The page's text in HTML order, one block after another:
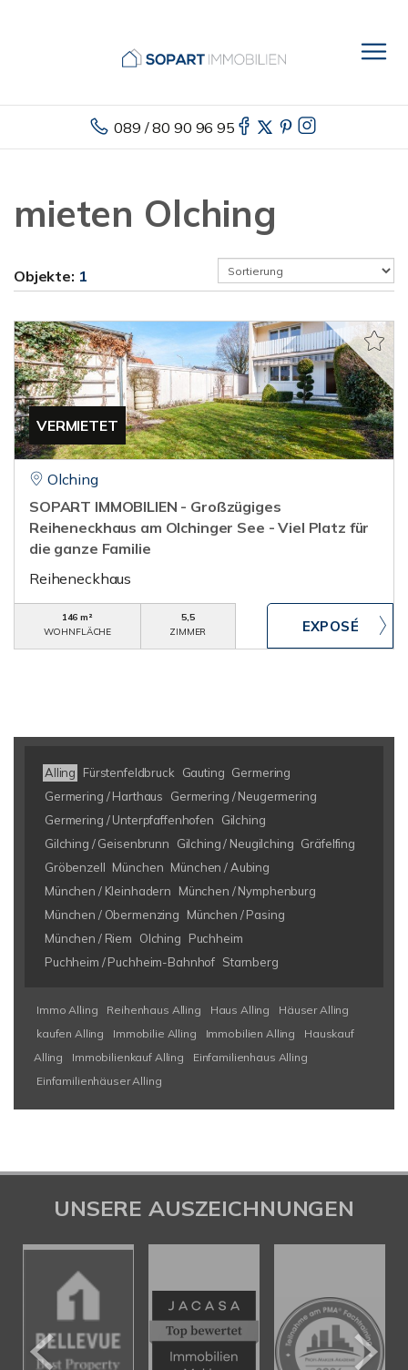
089 / 80 90 96 95
mieten Olching
Objekte: 1
VERMIETET
Olching
SOPART IMMOBILIEN - Großzügiges
Reiheneckhaus am Olchinger See - Viel Platz für
die ganze Familie
Reiheneckhaus
146 m²
WOHNFLÄCHE
5,5
ZIMMER
Alling Fürstenfeldbruck Gauting Germering
Germering / Harthaus
Germering / Neugermering
Germering / Unterpfaffenhofen
Gilching
Gilching / Geisenbrunn
Gilching / Neugilching Gräfelfing
Gröbenzell München München / Aubing
München / Kleinhadern
München / Nymphenburg
München / Obermenzing
München / Pasing
München / Riem
Olching
Puchheim
Puchheim / Puchheim-Bahnhof Starnberg
Immo Alling Reihenhaus Alling Haus Alling
Häuser Alling
kaufen Alling
Immobilie Alling Immobilien Alling
Hauskauf
Alling
Immobilienkauf Alling
Einfamilienhaus Alling
Einfamilienhäuser Alling
UNSERE AUSZEICHNUNGEN